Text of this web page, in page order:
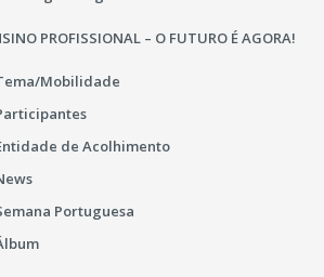
PROFISSIONAL – O FUTURO É AGORA!
Mobilidade
de Acolhimento
Portuguesa